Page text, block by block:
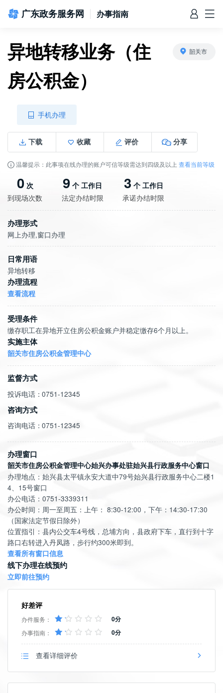
留言信箱
建言献策
信访相关法规
便民服务
百姓论坛
政府热线
网上调查
在线访谈
法律服务
领导信箱
未加载图片
政务微博
网络问政
意见征集
部门信箱
信访常见问题
信件回复
网上举报
公众监督
我要留言
广东政务服务网 办事指南
异地转移业务（住
房公积金）
韶关市
手机办理
下载 收藏 评价 分享
温馨提示：此事项在线办理的账户可信等级需达到四级及以上 查看当前等级
0次
到现场次数
9 个 工作日
法定办结时限
3 个 工作日
承诺办结时限
办理形式
网上办理,窗口办理
日常用语
异地转移
办理流程
查看流程
受理条件
实施主体
韶关市住房公积金管理中心
监督方式
投诉电话：0751-12345
咨询方式
咨询电话：0751-12345
办理窗口
韶关市住房公积金管理中心始兴办事处驻始兴县行政服务中心窗口
办理地点：始兴县太平镇永安大道中79号始兴县行政服务中心二楼1
4、15号窗口
办公电话：0751-3339311
办公时间：周一至周五：上午： 8:30-12:00，下午：14:30-17:30
（国家法定节假日除外）
位置指引：县内公交车4号线，总埔方向，县政府下车，直行到十字
路口右转进入丹凤路，步行约300米即到。
查看所有窗口信息
线下办理在线预约
立即前往预约
好差评
办件服务： 0分
办事指南： 0分
查看详细评价